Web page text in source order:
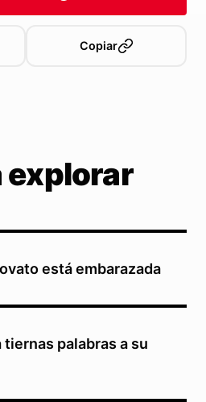
Copiar
explorar
está embarazada
palabras a su